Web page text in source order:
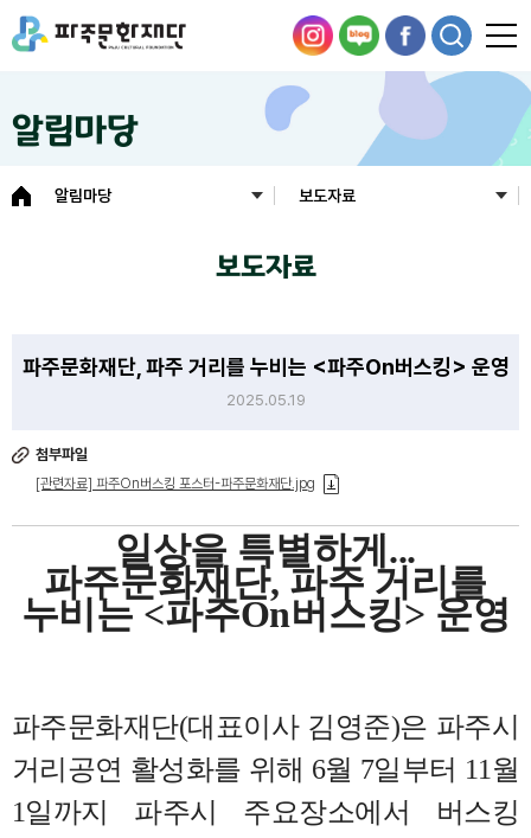
알림마당
알림마당 보도자료
보도자료
파주문화재단, 파주 거리를 누비는 <파주On버스킹> 운영
2025.05.19
첨부파일
[관련자료] 파주On버스킹 포스터-파주문화재단.jpg
일상을 특별하게...
파주문화재단,파주 거리를
누비는<파주On버스킹> 운영
파주문화재단(대표이사 김영준)은 파주시
거리공연 활성화를 위해 6월 7일부터 11 월
1일까지 파주시 주요장소에서 버스킹